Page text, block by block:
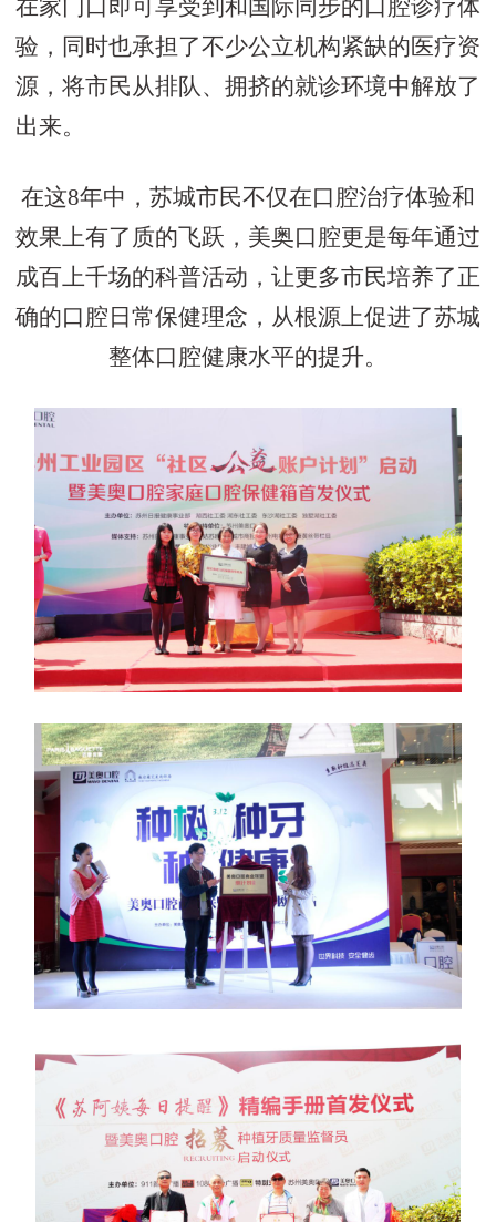
在家门口即可享受到和国际同步的口腔诊疗体
验，同时也承担了不少公立机构紧缺的医疗资
源，将市民从排队、拥挤的就诊环境中解放了
出来。
在这8年中，苏城市民不仅在口腔治疗体验和
效果上有了质的飞跃，美奥口腔更是每年通过
成百上千场的科普活动，让更多市民培养了正
确的口腔日常保健理念，从根源上促进了苏城
整体口腔健康水平的提升。